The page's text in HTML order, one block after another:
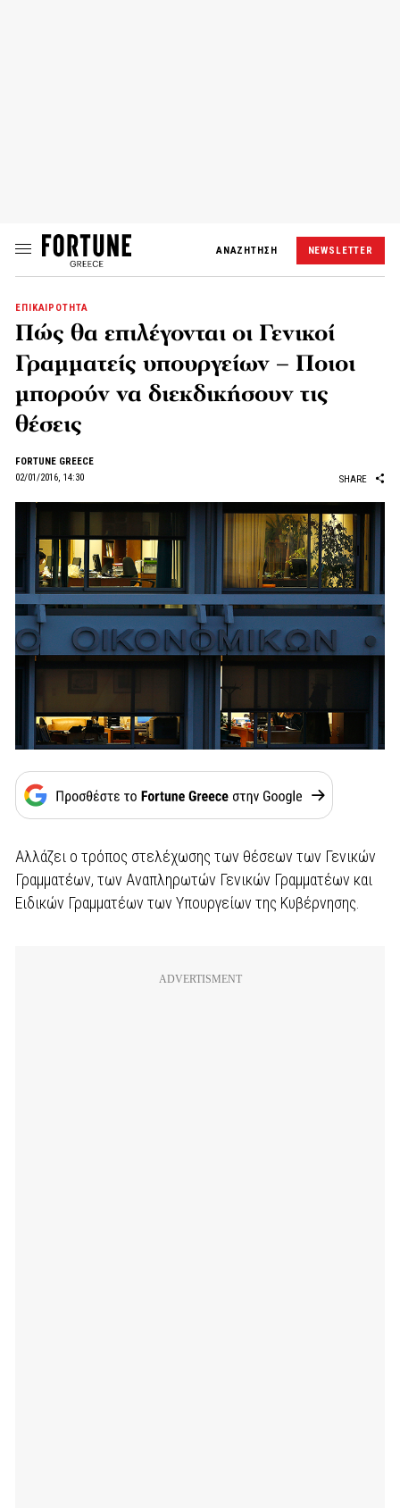
ΑΝΑΖΗΤΗΣΗ NEWSLETTER
ΕΠΙΚΑΙΡΟΤΗΤΑ
Πώς θα επιλέγονται οι Γενικοί
Γραμματείς υπουργείων – Ποιοι
μπορούν να διεκδικήσουν τις
θέσεις
FORTUNE GREECE
02/01/2016, 14:30
SHARE
Αλλάζει ο τρόπος στελέχωσης των θέσεων των Γενικών
Γραμματέων, των Αναπληρωτών Γενικών Γραμματέων και
Ειδικών Γραμματέων των Υπουργείων της Κυβέρνησης.